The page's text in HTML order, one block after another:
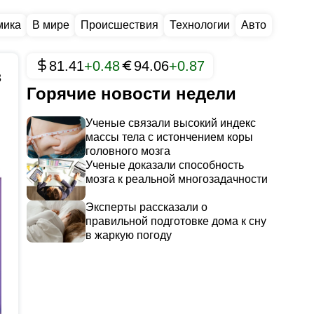
В мире Происшествия Технологии Авто
81.41+0.48 94.06+0.87
Горячие новости недели
Ученые связали высокий индекс
массы тела с истончением коры
головного мозга
Ученые доказали способность
мозга к реальной многозадачности
Эксперты рассказали о
правильной подготовке дома к сну
в жаркую погоду